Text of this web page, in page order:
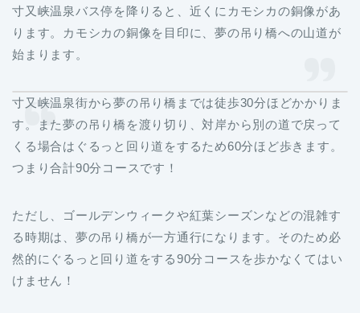
寸又峡温泉バス停を降りると、近くにカモシカの銅像があ
ります。カモシカの銅像を目印に、夢の吊り橋への山道が
始まります。
寸又峡温泉街から夢の吊り橋までは徒歩30分ほどかかりま
す。また夢の吊り橋を渡り切り、対岸から別の道で戻って
くる場合はぐるっと回り道をするため60分ほど歩きます。
つまり合計90分コースです！
ただし、ゴールデンウィークや紅葉シーズンなどの混雑す
る時期は、夢の吊り橋が一方通行になります。そのため必
然的にぐるっと回り道をする90分コースを歩かなくてはい
けません！